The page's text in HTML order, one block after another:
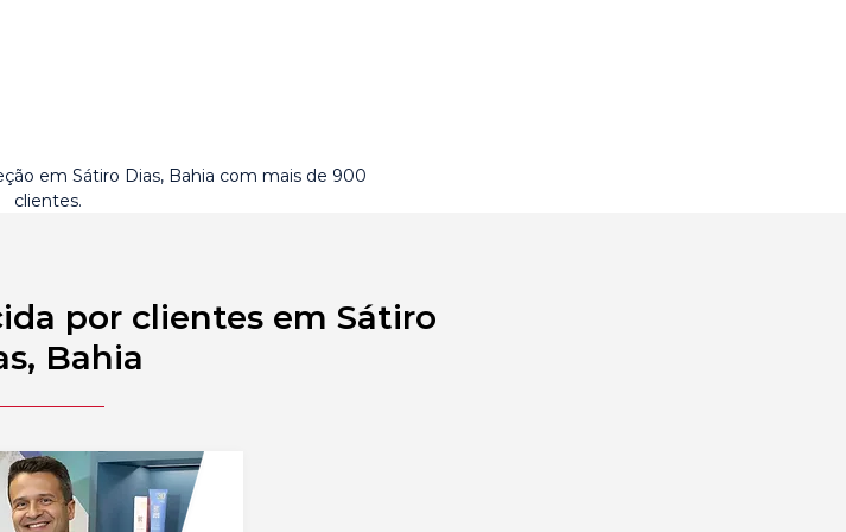
em Sátiro Dias, Bahia com mais de 900
clientes.
por clientes em Sátiro
Bahia